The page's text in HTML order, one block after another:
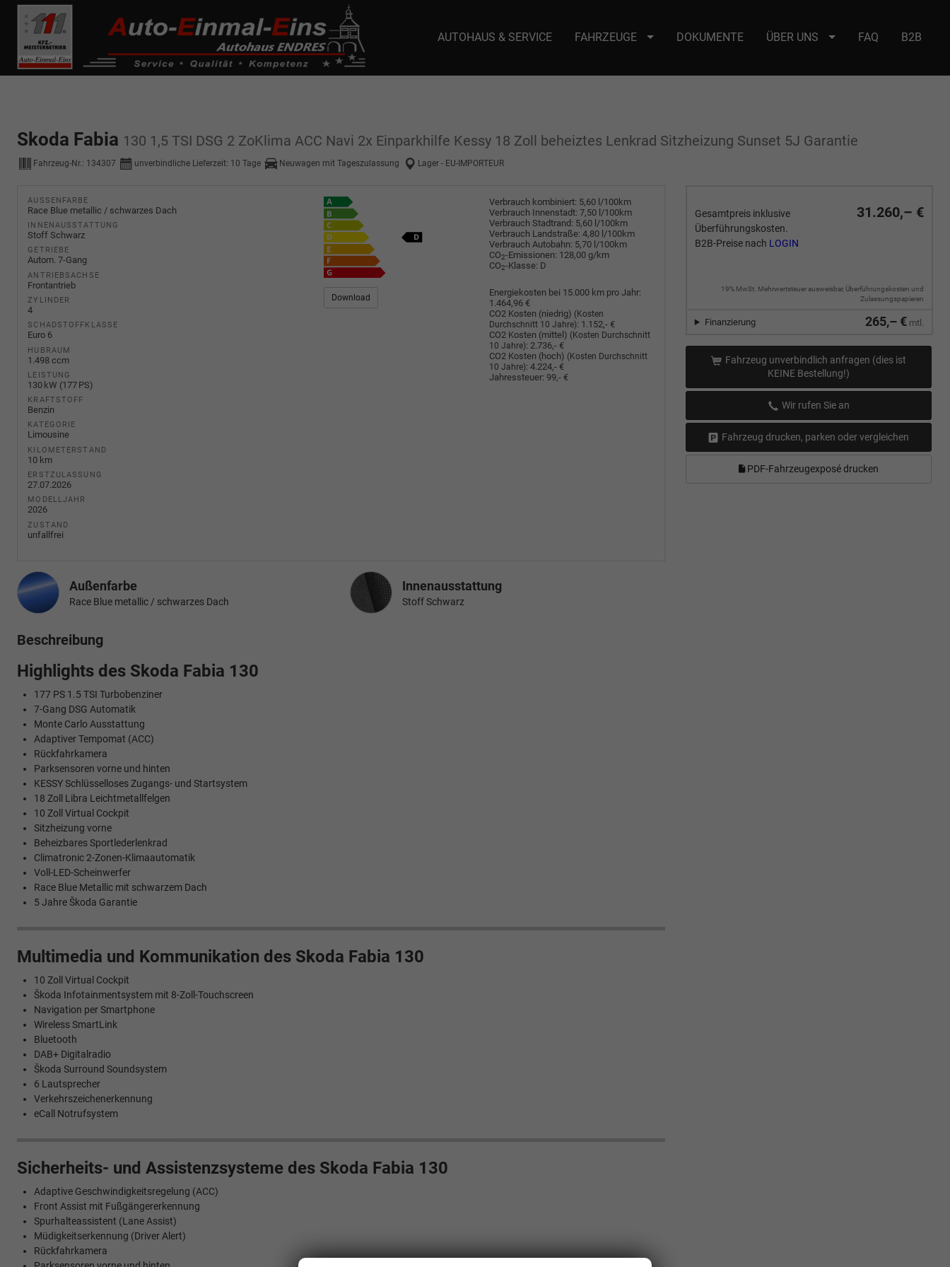
------------ Host Name : selector1._domainkey Points to address or value: selector1-aee-de0k._domainkey.autoeinmaleins.onmicrosoft.com Host Name : selector2._domainkey Points to address or value: selector2-aee-
de0k._domainkey.autoeinmaleins.onmicrosoft.com
AUTOHAUS & SERVICE FAHRZEUGE DOKUMENTE ÜBER UNS FAQ B2B
Skoda Fabia 130 1,5 TSI DSG 2 ZoKlima ACC Navi 2x Einparkhilfe Kessy 18 Zoll beheiztes Lenkrad Sitzheizung Sunset 5J Garantie
Fahrzeug-Nr.: 134307 unverbindliche Lieferzeit: 10 Tage Neuwagen mit Tageszulassung Lager - EU-IMPORTEUR
Gesamtpreis inklusive
Überführungskosten.
B2B-Preise nach LOGIN
31.260,– €
19% MwSt. Mehrwertsteuer ausweisbar, Überführungskosten und
Zulassungspapieren
265,– € mtl.
Finanzierung
Fahrzeug unverbindlich anfragen (dies ist
KEINE Bestellung!)
Wir rufen Sie an
Fahrzeug drucken, parken oder vergleichen
PDF-Fahrzeugexposé drucken
AUSSENFARBE
Race Blue metallic / schwarzes Dach
INNENAUSSTATTUNG
Stoff Schwarz
GETRIEBE
Autom. 7-Gang
ANTRIEBSACHSE
Frontantrieb
ZYLINDER
4
SCHADSTOFFKLASSE
Euro 6
HUBRAUM
1.498 ccm
LEISTUNG
130 kW (177 PS)
KRAFTSTOFF
Benzin
KATEGORIE
Limousine
KILOMETERSTAND
10 km
ERSTZULASSUNG
27.07.2026
MODELLJAHR
2026
ZUSTAND
unfallfrei
Verbrauch kombiniert: 5,60 l/100km
Verbrauch Innenstadt: 7,50 l/100km
Verbrauch Stadtrand: 5,60 l/100km
Verbrauch Landstraße: 4,80 l/100km
Verbrauch Autobahn: 5,70 l/100km
CO2-Emissionen: 128,00 g/km
CO2-Klasse: D
Download
Energiekosten bei 15.000 km pro Jahr:
1.464,96 €
CO2 Kosten (niedrig) (Kosten
Durchschnitt 10 Jahre): 1.152,- €
CO2 Kosten (mittel) (Kosten Durchschnitt
10 Jahre): 2.736,- €
CO2 Kosten (hoch) (Kosten Durchschnitt
10 Jahre): 4.224,- €
Jahressteuer: 99,- €
Außenfarbe
Race Blue metallic / schwarzes Dach
InnenausstattungInnenausstattung
Stoff Schwarz
Beschreibung
Highlights des Skoda Fabia 130
177 PS 1.5 TSI Turbobenziner
7-Gang DSG Automatik
Monte Carlo Ausstattung
Adaptiver Tempomat (ACC)
Rückfahrkamera
Parksensoren vorne und hinten
KESSY Schlüsselloses Zugangs- und Startsystem
18 Zoll Libra Leichtmetallfelgen
10 Zoll Virtual Cockpit
Sitzheizung vorne
Beheizbares Sportlederlenkrad
Climatronic 2-Zonen-Klimaautomatik
Voll-LED-Scheinwerfer
Race Blue Metallic mit schwarzem Dach
5 Jahre Škoda Garantie
Multimedia und Kommunikation des Skoda Fabia 130
10 Zoll Virtual Cockpit
Škoda Infotainmentsystem mit 8-Zoll-Touchscreen
Navigation per Smartphone
Wireless SmartLink
Bluetooth
DAB+ Digitalradio
Škoda Surround Soundsystem
6 Lautsprecher
Verkehrszeichenerkennung
eCall Notrufsystem
Sicherheits- und Assistenzsysteme des Skoda Fabia 130
Adaptive Geschwindigkeitsregelung (ACC)
Front Assist mit Fußgängererkennung
Spurhalteassistent (Lane Assist)
Müdigkeitserkennung (Driver Alert)
Rückfahrkamera